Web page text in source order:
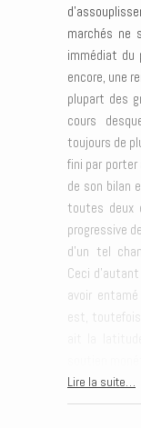
marchés ne
immédiat du
encore, une
plupart des
cours
toujours de
fini par porter
de son bilan
toutes deux
progressive
d’un tel
Ceci
avoir
est,
Lire la suite…